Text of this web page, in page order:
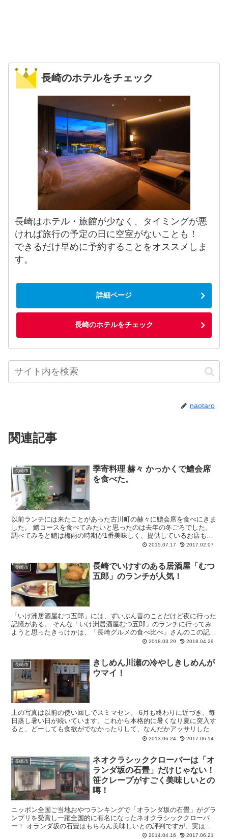
長崎のホテルをチェック
長崎はホテル・旅館が少なく、タイミングが悪
ければ旅行の予定の日に空室がないことも！
できるだけ早めに予約することをオススメしま
す。
詳細ページ
長崎のホテルをチェック
naotaro
関連記事
長崎市
季寄料理 赫々 かっかくで鱧会席
を食べた。
以前ランチには来たことがあった古川町の赫々に鱧会席を食べにきま
した。 鱧コースを食べてみたいと思ったのは去年の冬ごろでした。
調べてみると鱧は梅雨の時期が1番美味しく、提供しているお店も梅
2015.07.17 2017.02.07
長崎市
長崎でいけすのある居酒屋「むつ
五郎」のランチが人気！
「いけ洲居酒屋むつ五郎」には、ずいぶん昔のことだけど夜に行った
記憶がある。 そんな「いけ洲居酒屋むつ五郎」のランチに行ってみ
ようと思ったきっけかは、「長崎グルメの食べ比べ」さんのこの記
事。 そう言えば「むつ五郎」ってあったな... 2018.03.29 2018.04.29
長崎市
きしめん川瀬の冷やしきしめんが
ウマイ！
上の写真は以前の使い回しでスミマセン。 6月も終わりに近づき、毎
日蒸し暑い日が続いています。これから本格的に暑くなり夏に突入す
ると、どーしても食欲がでなかったりして、なんだかアッサリしたモ
2013.06.24 2017.06.14
長崎市
ネオクラシッククローバーは「オ
ランダ坂の石畳」だけじゃない！
笹クレープがすごく美味しいとの
噂！
ニッポン全国ご当地おやつランキングで「オランダ坂の石畳」がグラ
ンプリを受賞し一躍全国的に有名になったネオクラシッククローバ
ー！ オランダ坂の石畳はもちろん美味しいとの評判ですが、実はネ
オクラシッククローバーのクレープも美味しい！と...
2014.04.16 2017.06.21